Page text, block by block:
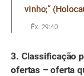
vinho;”
Êx. 29:40
3. Classificação
ofertas – oferta